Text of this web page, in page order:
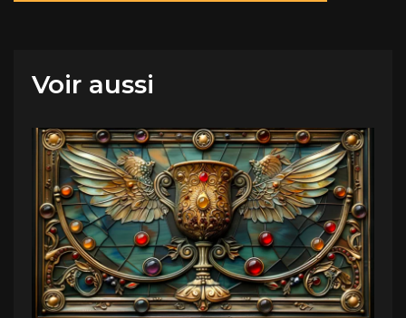
Voir aussi